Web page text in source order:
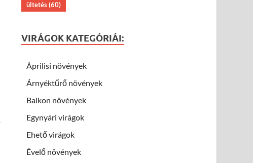
ültetés(60)
VIRÁGOK KATEGÓRIÁI:
Áprilisi növények
Árnyéktűrő növények
Balkon növények
Egynyári virágok
Ehető virágok
Évelő növények